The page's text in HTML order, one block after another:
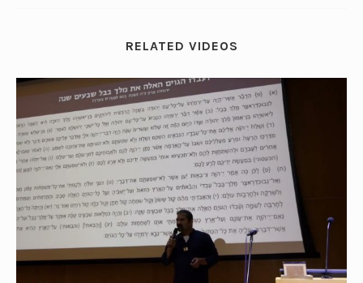
RELATED VIDEOS